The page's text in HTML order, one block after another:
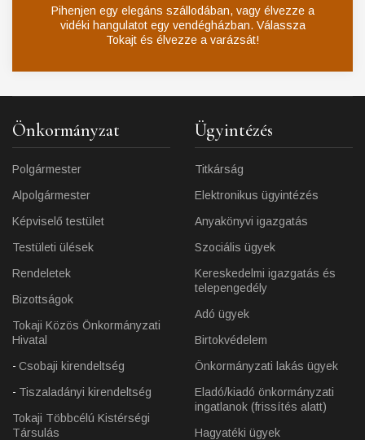
Pihenjen egy elegáns szállodában, vagy élvezze a
vidéki hangulatot egy vendégházban. Válassza
Tokajt és élvezze a varázsát!
Önkormányzat
Polgármester
Alpolgármester
Képviselő testület
Testületi ülések
Rendeletek
Bizottságok
Tokaji Közös Önkormányzati
Hivatal
Csobaji kirendeltség
Tiszaladányi kirendeltség
Tokaji Többcélú Kistérségi
Társulás
Ügyintézés
Titkárság
Elektronikus ügyintézés
Anyakönyvi igazgatás
Szociális ügyek
Kereskedelmi igazgatás és
telepengedély
Adó ügyek
Birtokvédelem
Önkormányzati lakás ügyek
Eladó/kiadó önkormányzati
ingatlanok (frissítés alatt)
Hagyatéki ügyek